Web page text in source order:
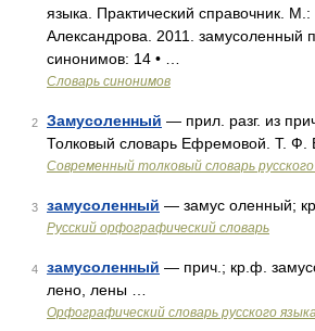
языка. Практический справочник. М.:
Александрова. 2011. замусоленный
синонимов: 14 • …
Словарь синонимов
2 Замусоленный — прил. разг. из
Толковый словарь Ефремовой. Т. Ф.
Современный толковый словарь
3 замусоленный — замус оленный;
Русский орфографический словарь
4 замусоленный — прич.; кр.ф.
лено, лены …
Орфографический словарь русского